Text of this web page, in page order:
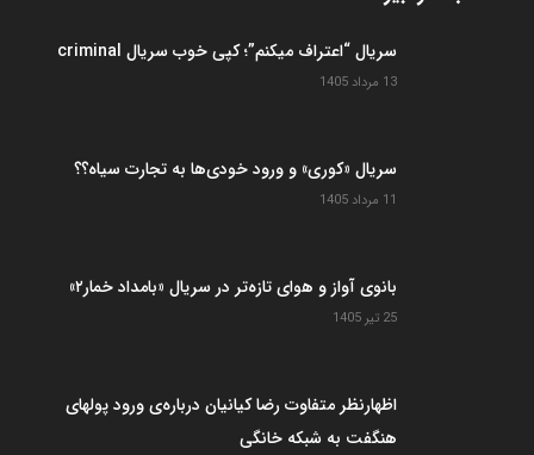
سریال “اعتراف میکنم”؛ کپی خوب سریال criminal
13 مرداد 1405
سریال «کوری» و ورود خودی‌ها به تجارت سیاه؟؟
11 مرداد 1405
بانوی آواز و هوای تازه‌تر در سریال «بامداد خمار۲»
25 تیر 1405
اظهارنظر متفاوت رضا کیانیان درباره‌ی ورود پولهای
هنگفت به شبکه خانگی